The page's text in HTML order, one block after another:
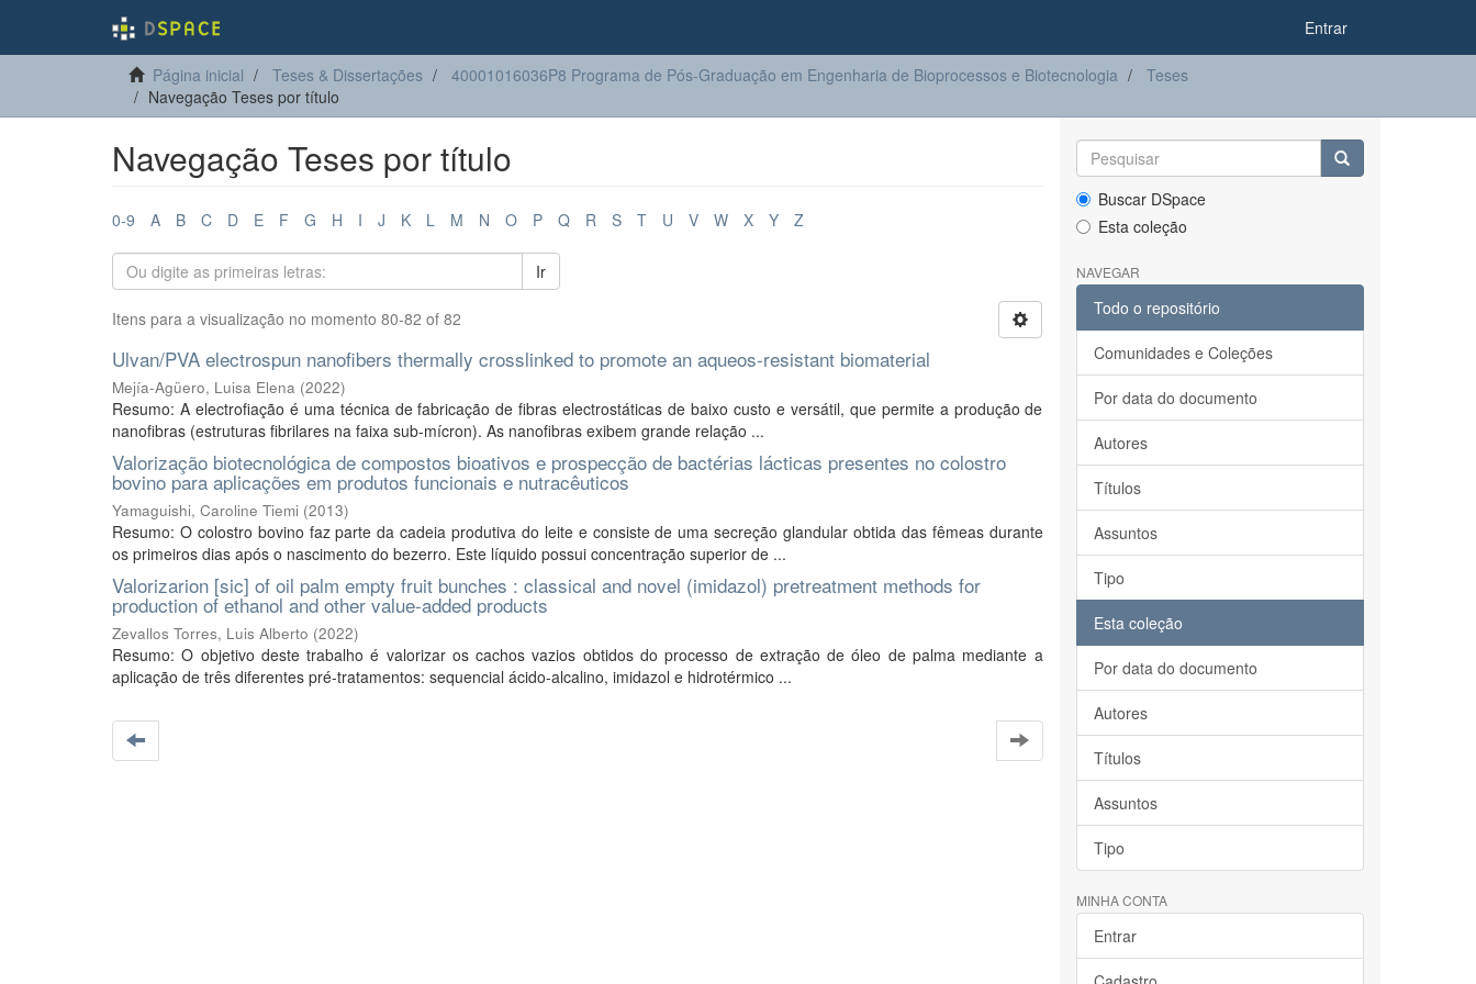
Entrar
Página inicial Teses & Dissertações 40001016036P8 Programa de Pós-Graduação em Engenharia de Bioprocessos e Biotecnologia
Teses
Navegação Teses por título
Navegação Teses por título
0-9 A B C D E F G H I J K L M N O P Q R S T U V W X Y Z
Ir
Itens para a visualização no momento 80-82 of 82
Ulvan/PVA electrospun nanofibers thermally crosslinked to promote an aqueos-resistant biomaterial
Mejía-Agüero, Luisa Elena (2022)
Resumo: A electrofiação é uma técnica de fabricação de fibras electrostáticas de baixo custo e versátil, que permite a produção de
nanofibras (estruturas fibrilares na faixa sub-mícron). As nanofibras exibem grande relação ...
Valorização biotecnológica de compostos bioativos e prospecção de bactérias lácticas presentes no colostro
bovino para aplicações em produtos funcionais e nutracêuticos
Yamaguishi, Caroline Tiemi (2013)
Resumo: O colostro bovino faz parte da cadeia produtiva do leite e consiste de uma secreção glandular obtida das fêmeas durante
os primeiros dias após o nascimento do bezerro. Este líquido possui concentração superior de ...
Valorizarion [sic] of oil palm empty fruit bunches : classical and novel (imidazol) pretreatment methods for
production of ethanol and other value-added products
Zevallos Torres, Luis Alberto (2022)
Resumo: O objetivo deste trabalho é valorizar os cachos vazios obtidos do processo de extração de óleo de palma mediante a
aplicação de três diferentes pré-tratamentos: sequencial ácido-alcalino, imidazol e hidrotérmico ...
Buscar DSpace
Esta coleção
NAVEGAR
Todo o repositório
Comunidades e Coleções
Por data do documento
Autores
Títulos
Assuntos
Tipo
Esta coleção
Por data do documento
Autores
Títulos
Assuntos
Tipo
MINHA CONTA
Entrar